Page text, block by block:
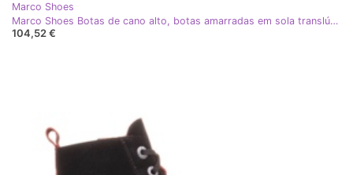
Marco Shoes
Marco Shoes Botas de cano alto, botas amarradas em sola translúcida preto
104,52 €